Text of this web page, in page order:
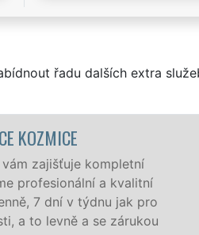
řadu dalších extra